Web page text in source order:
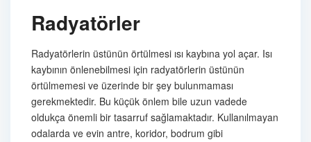
Radyatörler
Radyatörlerin üstünün örtülmesi ısı kaybına yol açar. Isı
kaybının önlenebilmesi için radyatörlerin üstünün
örtülmemesi ve üzerinde bir şey bulunmaması
gerekmektedir. Bu küçük önlem bile uzun vadede
oldukça önemli bir tasarruf sağlamaktadır. Kullanılmayan
odalarda ve evin antre, koridor, bodrum gibi